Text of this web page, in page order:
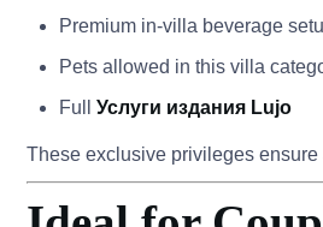
Premium in-villa beverage
Pets allowed in this villa
Full Услуги издания Lujo
These exclusive privileges